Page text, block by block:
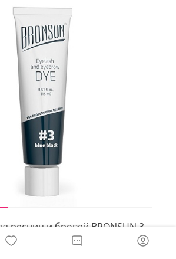
ресниц и бровей BRONSUN 3
15 мл